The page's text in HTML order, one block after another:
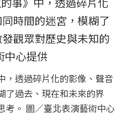
，透過碎片化的影像、聲音
了過去、現在和未來的界
考。 圖／臺北表演藝術中心